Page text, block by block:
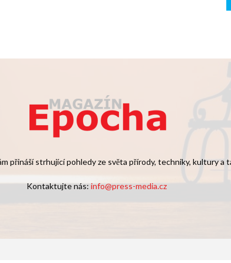
přináší strhující pohledy ze světa přírody, techniky, kultury a
Kontaktujte nás:info@press-media.cz